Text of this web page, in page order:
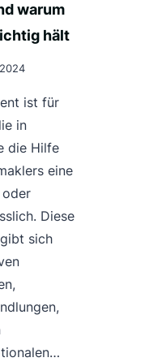
warum
hält
ist für
in
die Hilfe
eine
Diese
sich